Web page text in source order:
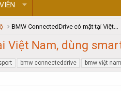
BMW ConnectedDrive có mặt tại Việt...
Việt Nam, dùng
bmw connecteddrive bmw việt nam